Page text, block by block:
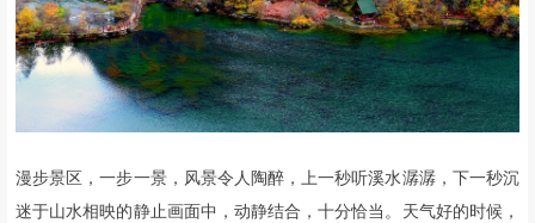
漫步景区，一步一景，风景令人陶醉，上一秒听溪水潺潺，下一秒沉
迷于山水相映的静止画面中，动静结合，十分恰当。天气好的时候，